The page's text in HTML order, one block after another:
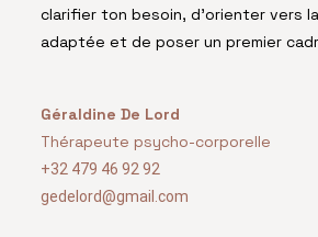
clarifier ton besoin, d’orienter vers
adaptée et de poser un premier
Géraldine De Lord
Thérapeute psycho-corporelle
+32 479 46 92 92
gedelord@gmail.com